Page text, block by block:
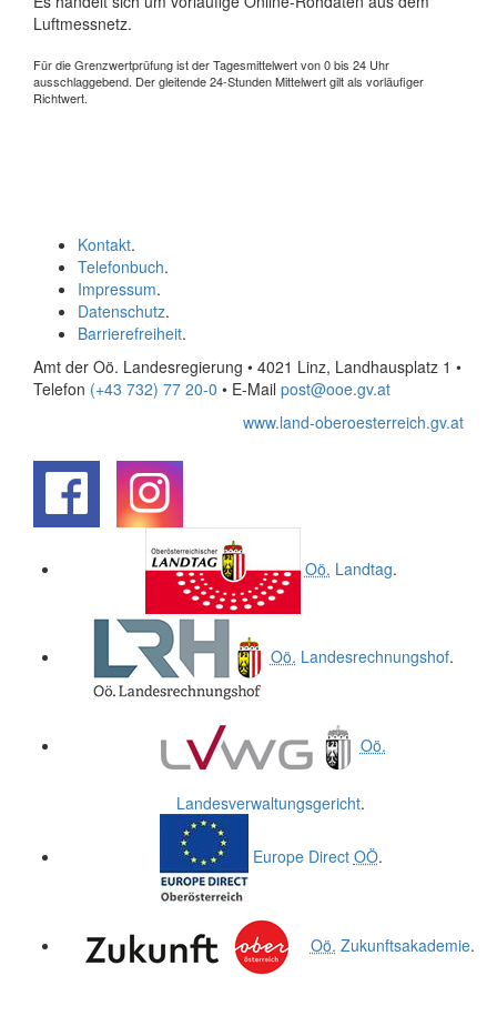
Luftmessnetz.
Für die Grenzwertprüfung ist der Tagesmittelwert von 0 bis 24 Uhr
ausschlaggebend. Der gleitende 24-Stunden Mittelwert gilt als vorläufiger
Richtwert.
Kontakt.
Telefonbuch.
Impressum.
Datenschutz.
Barrierefreiheit.
Amt der Oö. Landesregierung • 4021 Linz, Landhausplatz 1 •
Telefon (+43 732) 77 20-0 • E-Mail post@ooe.gv.at
www.land-oberoesterreich.gv.at
Oö. Landtag.
Oö. Landesrechnungshof.
Oö.
Landesverwaltungsgericht.
Europe Direct OÖ.
Oö. Zukunftsakademie.